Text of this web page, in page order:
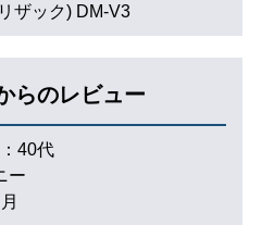
ザック) DM-V3
らのレビュー
40代
ー